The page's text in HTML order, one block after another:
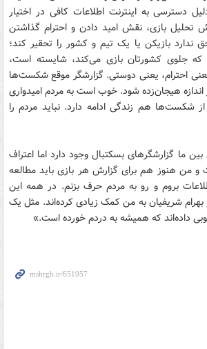
دسترسی به اینترنت اطلاعات کافی در اختیار
تحلیل بازی، نقش امید دادن و احترام گذاشتن
بازیکن یا یک تیم و کشور را تحقیر کند؛
که جلوی کشورتان بازی می‌کند، شایسته است،
احترام، یعنی دوستی. گزارشگر موقع شکست‌ها
اندازه هیجان‌زده شود. خوب است به مردم امیدواری
شکست‌ها هم زندگی ادامه دارد. نباید مردم را
ما گزارشگرهای بسکتبال وجود دارد اما اعتراف
من هنوز هم برای گزارش هر بازی باید مطالعه
بروم و رو به مردم حرف بزنم. در همه این
بهرام شریفیان به من کمک زیادی کرده‌اند. مثل یک
داده‌اند که همیشه به دردم خورده است.»